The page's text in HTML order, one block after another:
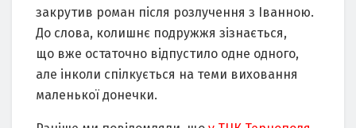
закрутив роман після розлучення з Іванною.
До слова, колишнє подружжя зізнається,
що вже остаточно відпустило одне одного,
але інколи спілкується на теми виховання
маленької донечки.